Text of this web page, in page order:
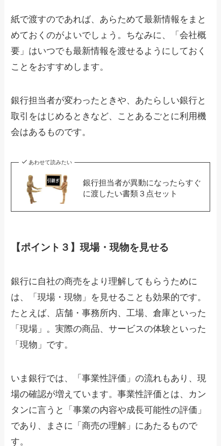
紙で渡すのであれば、あらためて最新情報をまと
めておくのがよいでしょう。ちなみに、「会社概
要」はいつでも最新情報を渡せるようにしておく
ことをおすすめします。
銀行担当者が変わったときや、あたらしい銀行と
取引をはじめるときなど、ことあるごとに利用機
会はあるものです。
あわせて読みたい
銀行担当者が異動になったらすぐ
に渡したい書類３点セット
【ポイント３】現場・現物を見せる
銀行に自社の商売をより理解してもらうために
は、「現場・現物」を見せることも効果的です。
たとえば、店舗・事務所内、工場、倉庫といった
「現場」。実際の商品、サービスの体験といった
「現物」です。
いま銀行では、「事業性評価」の流れもあり、現
場の確認が増えています。事業性評価とは、カン
タンに言うと「事業の内容や成長可能性の評価」
であり、まさに「商売の理解」にあたるもので
す。